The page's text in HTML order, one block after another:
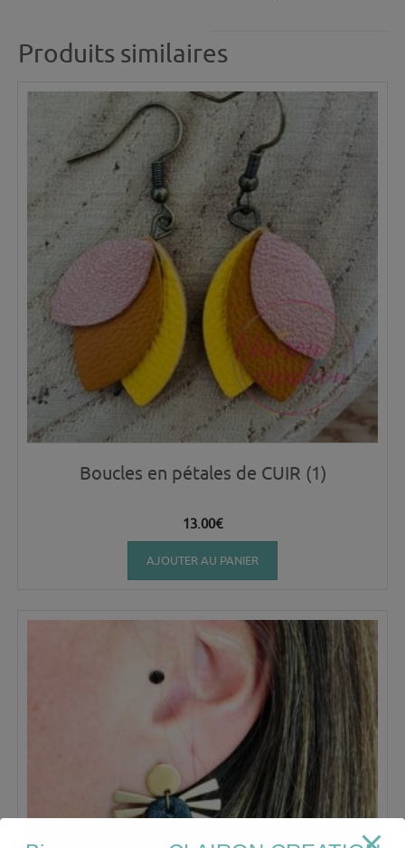
Produits similaires
Boucles en pétales de CUIR (1)
13.00€
AJOUTER AU PANIER